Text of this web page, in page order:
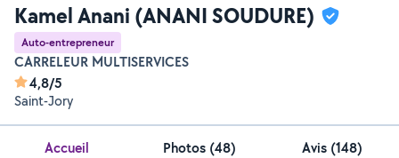
Kamel Anani (ANANI SOUDURE)
Auto-entrepreneur
CARRELEUR MULTISERVICES
4,8/5
Saint-Jory
Accueil Photos (48) Avis (148)